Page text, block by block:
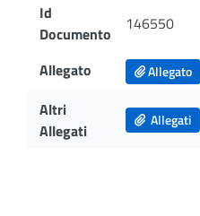
Id
Documento
146550
Allegato Allegato
Altri
Allegati
Allegati